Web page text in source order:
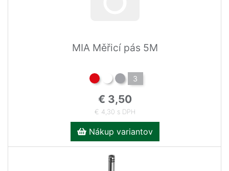
MIA Měřicí pás 5M
3
€ 3,50
€ 4,30 s DPH
Nákup variantov